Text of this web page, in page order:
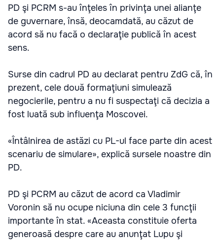
PD şi PCRM s-au înţeles în privinţa unei alianţe
de guvernare, însă, deocamdată, au căzut de
acord să nu facă o declaraţie publică în acest
sens.
Surse din cadrul PD au declarat pentru ZdG că, în
prezent, cele două formaţiuni simulează
negocierile, pentru a nu fi suspectaţi că decizia a
fost luată sub influenţa Moscovei.
«Întâlnirea de astăzi cu PL-ul face parte din acest
scenariu de simulare», explică sursele noastre din
PD.
PD şi PCRM au căzut de acord ca Vladimir
Voronin să nu ocupe niciuna din cele 3 funcţii
importante în stat. «Aceasta constituie oferta
generoasă despre care au anunţat Lupu şi